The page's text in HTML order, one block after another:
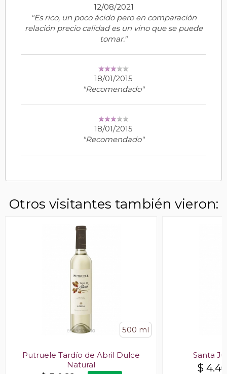
12/08/2021
"Es rico, un poco ácido pero en comparación
relación precio calidad es un vino que se puede
tomar."
18/01/2015
"Recomendado"
18/01/2015
"Recomendado"
Otros visitantes también vieron:
500 ml
Putruele Tardío de Abril Dulce
Natural
Santa
$